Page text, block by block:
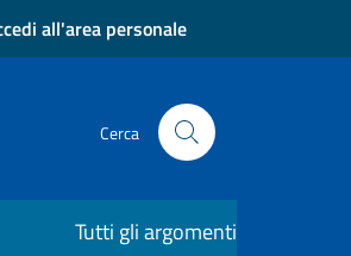
all'area personale
Cerca
Tutti gli argomenti